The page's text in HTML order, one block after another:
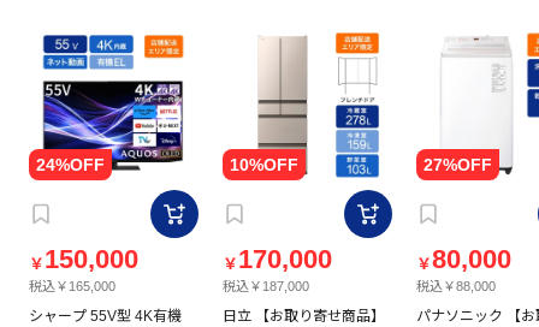
￥ 150,000
税込￥165,000
シャープ 55V型 4K有機
￥ 170,000
税込￥187,000
日立 【お取り寄せ商品】
￥80,000
税込￥88,000
パナソニック 【お